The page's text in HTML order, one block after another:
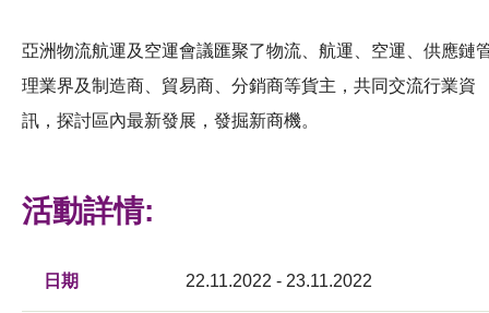
科技分享
會籍
亞洲物流航運及空運會議匯聚了物流、航運、空運、供應鏈
理業界及制造商、貿易商、分銷商等貨主，共同交流行業資
訊，探討區內最新發展，發掘新商機。
活動詳情:
日期 22.11.2022 - 23.11.2022